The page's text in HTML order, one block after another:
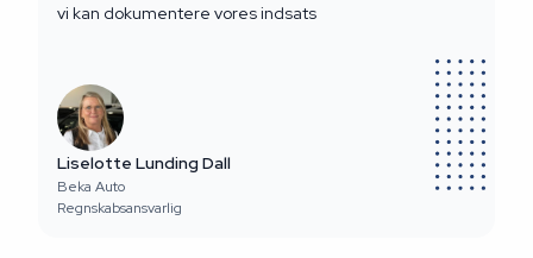
vi kan dokumentere vores indsats
Liselotte Lunding Dall
Beka Auto
Regnskabsansvarlig